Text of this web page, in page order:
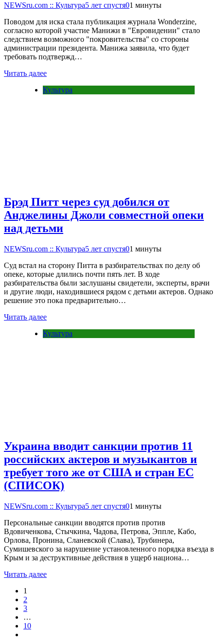
NEWSru.com :: Культура5 лет спустя01 минуты
Поводом для иска стала публикация журнала Wonderzine,
согласно которой участие Манижи в "Евровидении" стало
следствием возможного "покровительства" со стороны
администрации президента. Манижа заявила, что будет
требовать подтвержд…
Читать далее
Культура
Брэд Питт через суд добился от
Анджелины Джоли совместной опеки
над детьми
NEWSru.com :: Культура5 лет спустя01 минуты
Суд встал на сторону Питта в разбирательствах по делу об
опеке, которые длились почти пять лет. В ходе
разбирательства были заслушаны свидетели, эксперты, врачи
и другие люди, находившиеся рядом с детьми актеров. Однако
решение это пока предварительно…
Читать далее
Культура
Украина вводит санкции против 11
российских актеров и музыкантов и
требует того же от США и стран ЕС
(СПИСОК)
NEWSru.com :: Культура5 лет спустя01 минуты
Персональные санкции вводятся против против
Вдовиченкова, Стычкина, Чадова, Петрова, Эппле, Кабо,
Орлова, Пронина, Сланевской (Слава), Трубинера,
Сумишевского за нарушение установленного порядка въезда в
Крым и за деструктивные действия в ущерб национа…
Читать далее
1
2
3
…
10